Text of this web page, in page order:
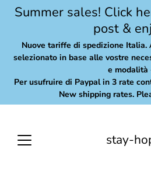
SkipSummer sales! Click
post &
Nuove tariffe di spedizione Italia.
selezionato in base alle vostre
e modalità
Per usufruire di Paypal in 3 rate
New shipping rates.
stay-